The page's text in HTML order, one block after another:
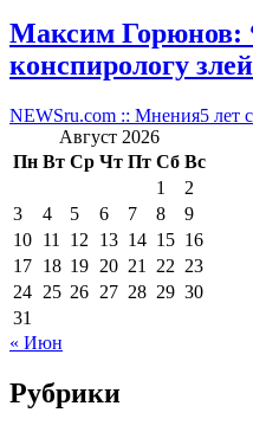
Максим Горюнов:
конспирологу
NEWSru.com :: Мнения5 лет
Август 2026
Пн Вт Ср Чт Пт Сб Вс
1
2
3
4 5 6 7 8
9
10 11 12 13 14 15 16
17 18 19 20 21 22 23
24 25 26 27 28 29 30
31
« Июн
Рубрики